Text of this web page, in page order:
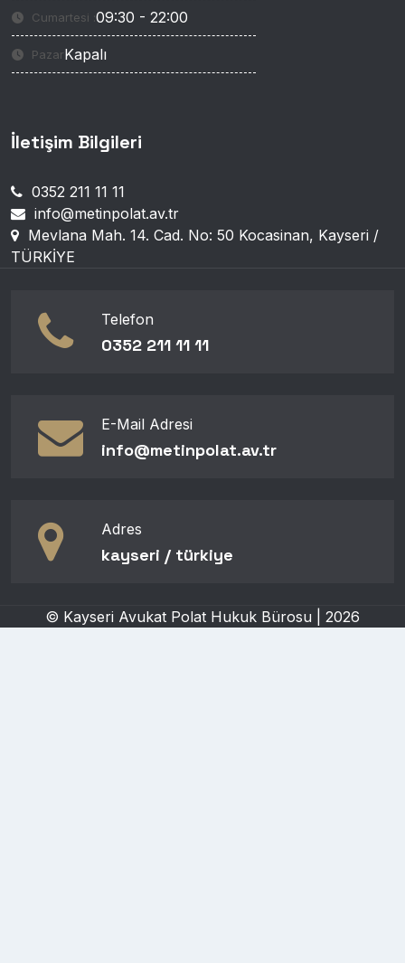
Cumartesi :09:30 - 22:00
PazarKapalı
İletişim Bilgileri
0352 211 11 11
info@metinpolat.av.tr
Mevlana Mah. 14. Cad. No: 50 Kocasinan, Kayseri /
TÜRKİYE
Telefon
0352 211 11 11
E-Mail Adresi
info@metinpolat.av.tr
Adres
kayseri / türki̇ye
© Kayseri Avukat Polat Hukuk Bürosu | 2026